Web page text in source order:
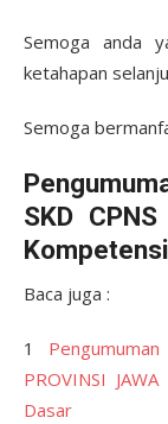
Semoga anda
ketahapan
Semoga
SKD
Baca juga :
1
PROVINSI
Dasar